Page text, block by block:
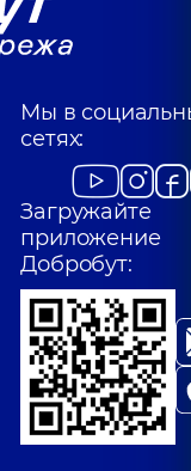
Мы в
сетях:
Загружайте
приложение
Добробут: